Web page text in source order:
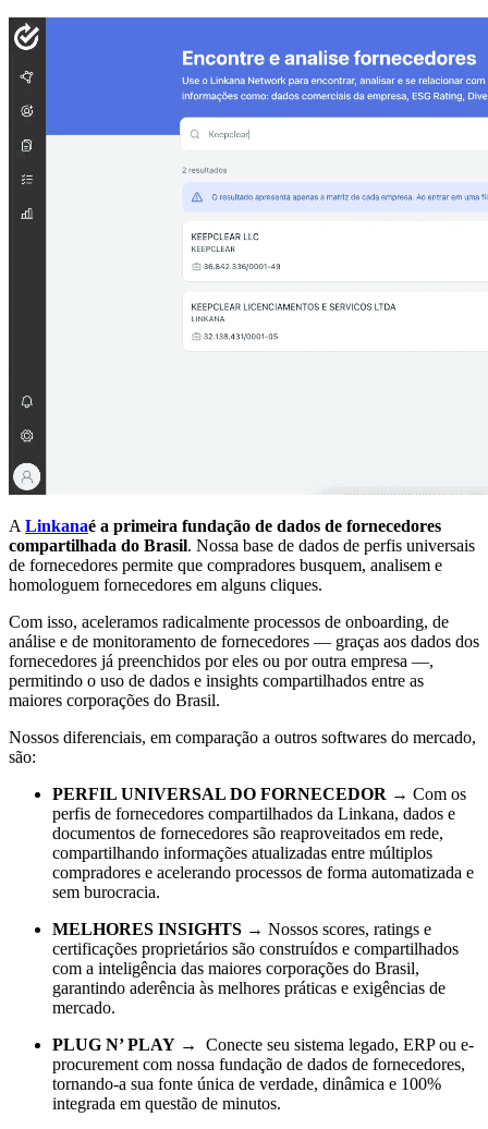
A Linkanaé a primeira fundação de dados de fornecedores
compartilhada do Brasil. Nossa base de dados de perfis universais
de fornecedores permite que compradores busquem, analisem e
homologuem fornecedores em alguns cliques.
Com isso, aceleramos radicalmente processos de onboarding, de
análise e de monitoramento de fornecedores — graças aos dados dos
fornecedores já preenchidos por eles ou por outra empresa —,
permitindo o uso de dados e insights compartilhados entre as
maiores corporações do Brasil.
Nossos diferenciais, em comparação a outros softwares do mercado,
são:
PERFIL UNIVERSAL DO FORNECEDOR → Com os
perfis de fornecedores compartilhados da Linkana, dados e
documentos de fornecedores são reaproveitados em rede,
compartilhando informações atualizadas entre múltiplos
compradores e acelerando processos de forma automatizada e
sem burocracia.
MELHORES INSIGHTS → Nossos scores, ratings e
certificações proprietários são construídos e compartilhados
com a inteligência das maiores corporações do Brasil,
garantindo aderência às melhores práticas e exigências de
mercado.
PLUG N’ PLAY → Conecte seu sistema legado, ERP ou e-
procurement com nossa fundação de dados de fornecedores,
tornando-a sua fonte única de verdade, dinâmica e 100%
integrada em questão de minutos.